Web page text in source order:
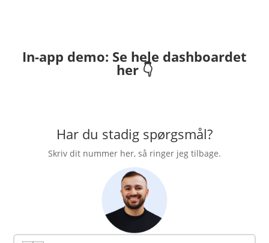
In-app demo: Se hele dashboardet
her 👇
Har du stadig spørgsmål?
Skriv dit nummer her, så ringer jeg tilbage.